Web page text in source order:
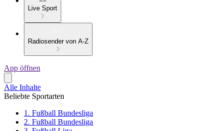
Live Sport
Radiosender von A-Z
App öffnen
Alle Inhalte
Beliebte Sportarten
1. Fußball Bundesliga
2. Fußball Bundesliga